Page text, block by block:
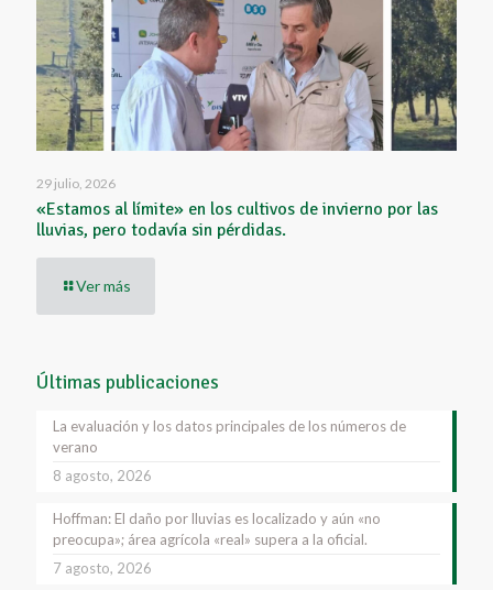
29 julio, 2026
«Estamos al límite» en los cultivos de invierno por las
lluvias, pero todavía sin pérdidas.
Ver más
Últimas publicaciones
La evaluación y los datos principales de los números de
verano
8 agosto, 2026
Hoffman: El daño por lluvias es localizado y aún «no
preocupa»; área agrícola «real» supera a la oficial.
7 agosto, 2026